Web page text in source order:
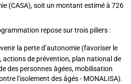
(CASA), soit un montant estimé à 726
repose sur trois piliers :
la perte d’autonomie (favoriser le
actions de prévention, plan national de
des personnes âgées, mobilisation
l’isolement des âgés - MONALISA).